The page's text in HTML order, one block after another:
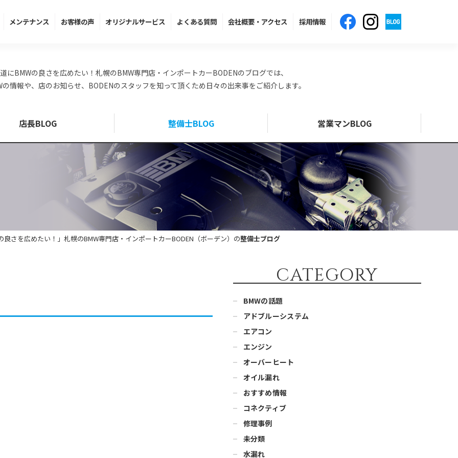
メンテナンス お客様の声 オリジナルサービス よくある質問 会社概要 ・アクセス 採用情報
にBMWの良さを広めたい！札幌のBMW専門店・インポートカーBODENのブログでは、
の情報や、店のお知らせ、BODENのスタッフを知って頂くため日々の出来事をご紹介します。
店長BLOG 整備士BLOG 営業マンBLOG
良さを広めたい！」札幌のBMW専門店・インポートカーBODEN（ボーデン）の整備士ブログ
CATEGORY
BMWの話題
アドブルーシステム
エアコン
エンジン
オーバーヒート
オイル漏れ
おすすめ情報
コネクティブ
修理事例
未分類
水漏れ